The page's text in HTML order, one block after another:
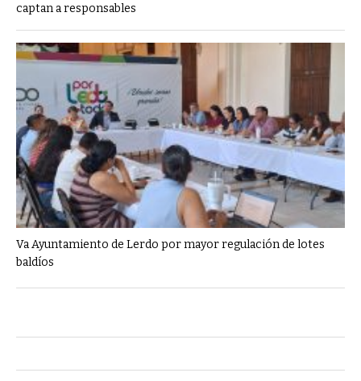
captan a responsables
Va Ayuntamiento de Lerdo por mayor regulación de lotes
baldíos